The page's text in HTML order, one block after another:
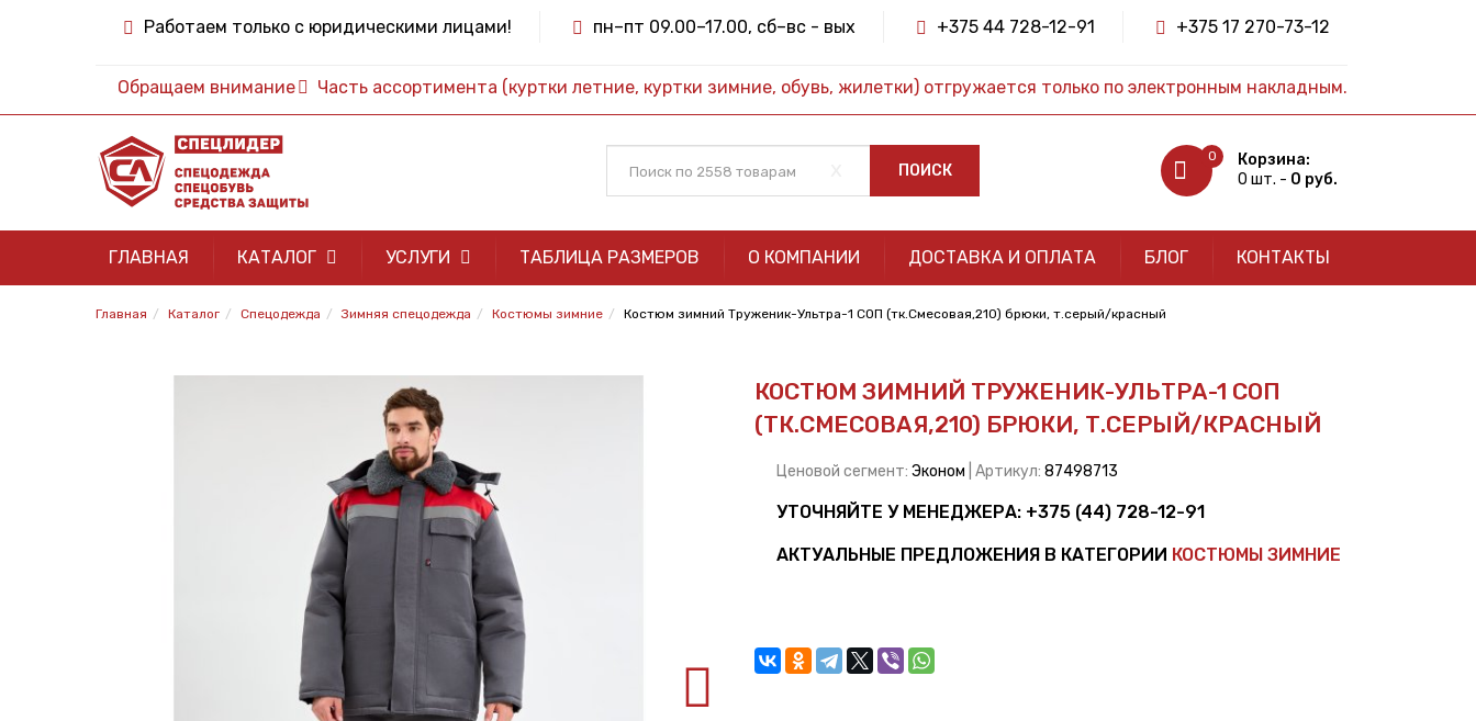
Работаем только с юридическими лицами! пн–пт 09.00–17.00, сб–вс - вых +375 44 728-12-91 +375 17 270-73-12
Обращаем внимание Часть ассортимента (куртки летние, куртки зимние, обувь, жилетки) отгружается только по электронным накладным.
ПОИСК
0
Корзина:
0 шт. - 0 руб.
ГЛАВНАЯ КАТАЛОГ УСЛУГИ ТАБЛИЦА РАЗМЕРОВ О КОМПАНИИ ДОСТАВКА И ОПЛАТА БЛОГ КОНТАКТЫ
Главная Каталог Спецодежда Зимняя спецодежда Костюмы зимние Костюм зимний Труженик-Ультра-1 СОП (тк.Смесовая,210) брюки, т.серый/красный
КОСТЮМ ЗИМНИЙ ТРУЖЕНИК-УЛЬТРА-1 СОП
(ТК.СМЕСОВАЯ,210) БРЮКИ, Т.СЕРЫЙ/КРАСНЫЙ
Ценовой сегмент: Эконом | Артикул: 87498713
УТОЧНЯЙТЕ У МЕНЕДЖЕРА: +375 (44) 728-12-91
АКТУАЛЬНЫЕ ПРЕДЛОЖЕНИЯ В КАТЕГОРИИ КОСТЮМЫ ЗИМНИЕ